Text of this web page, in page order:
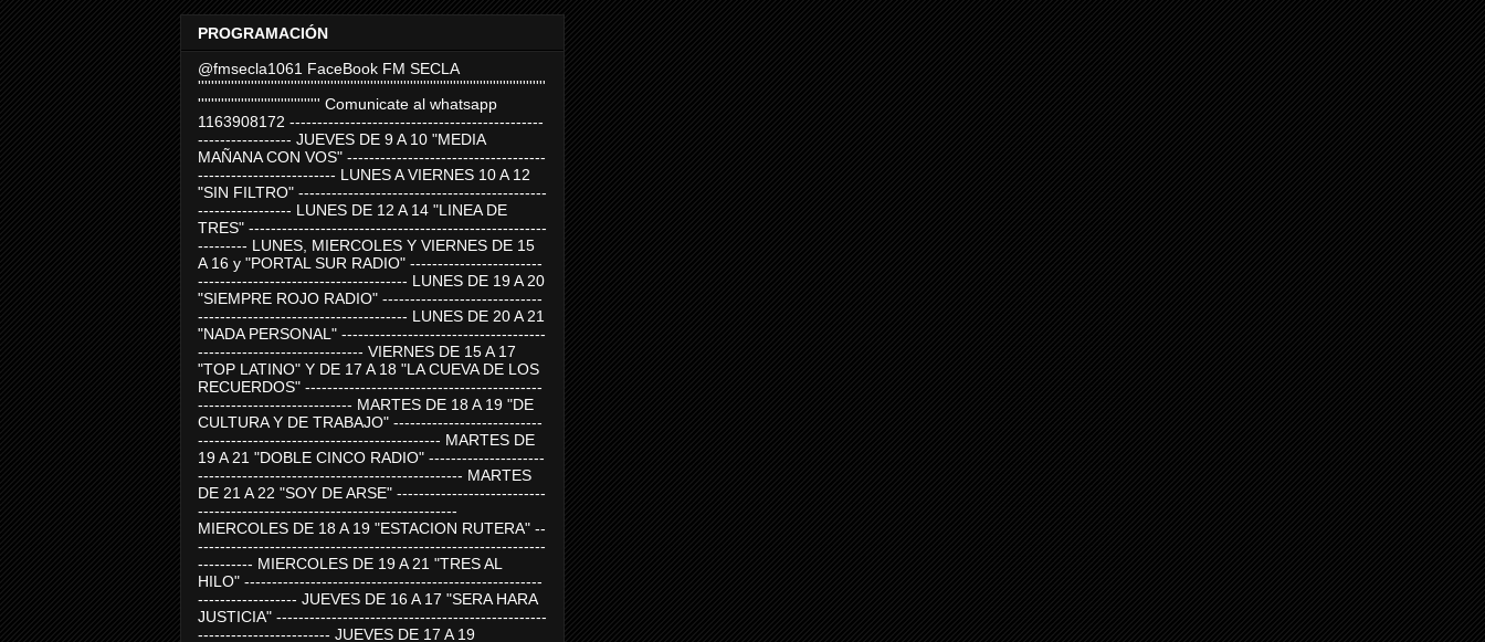
PROGRAMACIÓN
@fmsecla1061 FaceBook FM SECLA
'''''''''''''''''''''''''''''''''''''''''''''''''''''''''''''''''''''''''''''''''''''''''''''''''''''''''
''''''''''''''''''''''''''''''''''''' Comunicate al whatsapp
1163908172 ----------------------------------------------
----------------- JUEVES DE 9 A 10 "MEDIA
MAÑANA CON VOS" ------------------------------------
------------------------- LUNES A VIERNES 10 A 12
"SIN FILTRO" ---------------------------------------------
----------------- LUNES DE 12 A 14 "LINEA DE
TRES" ------------------------------------------------------
--------- LUNES, MIERCOLES Y VIERNES DE 15
A 16 y "PORTAL SUR RADIO" ------------------------
-------------------------------------- LUNES DE 19 A 20
"SIEMPRE ROJO RADIO" -----------------------------
-------------------------------------- LUNES DE 20 A 21
"NADA PERSONAL" -------------------------------------
------------------------------ VIERNES DE 15 A 17
"TOP LATINO" Y DE 17 A 18 "LA CUEVA DE LOS
RECUERDOS" -------------------------------------------
---------------------------- MARTES DE 18 A 19 "DE
CULTURA Y DE TRABAJO" ---------------------------
-------------------------------------------- MARTES DE
19 A 21 "DOBLE CINCO RADIO" ---------------------
------------------------------------------------ MARTES
DE 21 A 22 "SOY DE ARSE" ---------------------------
-----------------------------------------------
MIERCOLES DE 18 A 19 "ESTACION RUTERA" --
---------------------------------------------------------------
---------- MIERCOLES DE 19 A 21 "TRES AL
HILO" ------------------------------------------------------
------------------ JUEVES DE 16 A 17 "SERA HARA
JUSTICIA" -------------------------------------------------
------------------------ JUEVES DE 17 A 19